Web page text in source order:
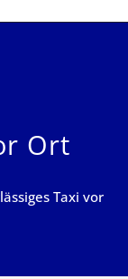
Ort
Taxi vor